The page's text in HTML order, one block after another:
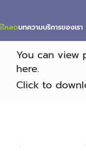
โหลดบทความบริการของเรา
You can view
here.
Click to